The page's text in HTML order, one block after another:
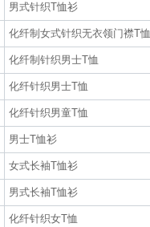
男式针织T恤衫
化纤制女式针织无衣领门襟T恤
化纤制针织男士T恤
化纤针织男士T恤
化纤针织男童T恤
男士T恤衫
女式长袖T恤衫
男式长袖T恤衫
化纤针织女T恤